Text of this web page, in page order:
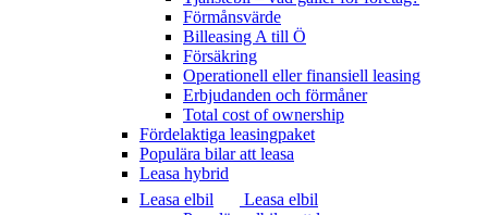
Förmånsvärde
Billeasing A till Ö
Försäkring
Operationell eller finansiell leasing
Erbjudanden och förmåner
Total cost of ownership
Fördelaktiga leasingpaket
Populära bilar att leasa
Leasa hybrid
Leasa elbil
Leasa elbil